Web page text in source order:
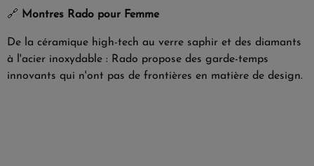
🔗 Montres Rado pour Femme
De la céramique high-tech au verre saphir et des diamants
à l'acier inoxydable : Rado propose des garde-temps
innovants qui n'ont pas de frontières en matière de design.